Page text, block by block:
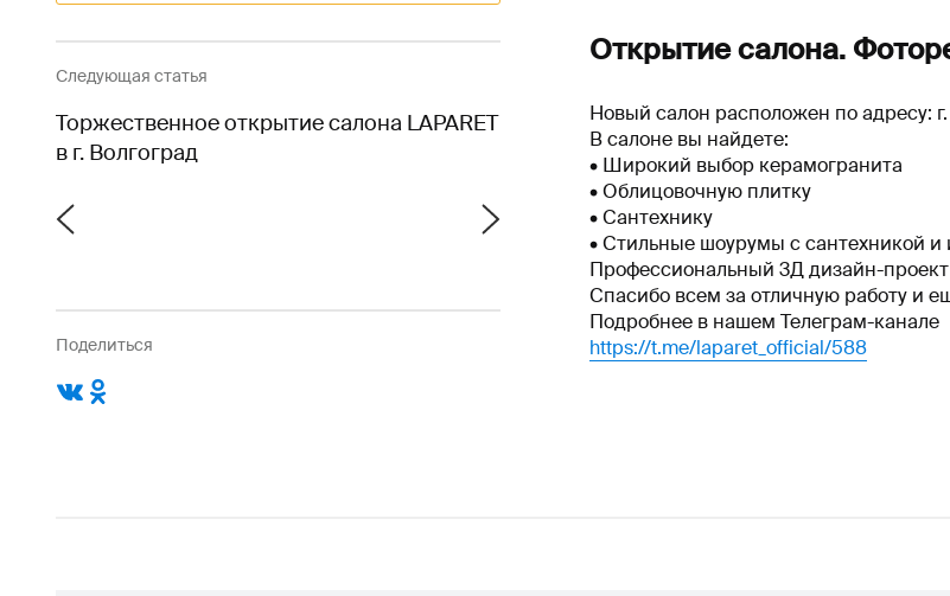
Следующая статья
Торжественное открытие салона LAPARET
в г. Волгоград
Поделиться
Открытие салона.
Новый салон расположен по адресу:
В салоне вы найдете:
• Широкий выбор керамогранита
• Облицовочную плитку
• Сантехнику
• Стильные шоурумы с сантехникой и
Профессиональный 3Д дизайн-
Спасибо всем за отличную работу и
Подробнее в нашем Телеграм-канале
https://t.me/laparet_official/588